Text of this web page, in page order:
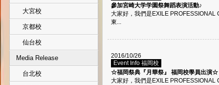
大宮校
京都校
仙台校
Media Release
台北校
參加宮崎大学学園祭舞蹈表演活動♪
大家好，我們是EXILE
東...
2016/10/26
Event Info 福岡校
☆福岡祭典『月華祭』 福岡校學員出演☆
大家好，我們是EXILE